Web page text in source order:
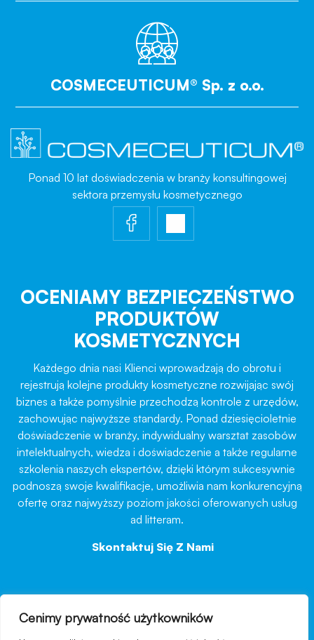
Cenimy prywatność użytkowników
COSMECEUTICUM® Sp. z o.o.
Ponad 10 lat doświadczenia w branży konsultingowej
sektora przemysłu kosmetycznego
OCENIAMY BEZPIECZEŃSTWO
PRODUKTÓW
KOSMETYCZNYCH
Każdego dnia nasi Klienci wprowadzają do obrotu i
rejestrują kolejne produkty kosmetyczne rozwijając swój
biznes a także pomyślnie przechodzą kontrole z urzędów,
zachowując najwyższe standardy. Ponad dziesięcioletnie
doświadczenie w branży, indywidualny warsztat zasobów
intelektualnych, wiedza i doświadczenie a także regularne
szkolenia naszych ekspertów, dzięki którym sukcesywnie
podnoszą swoje kwalifikacje, umożliwia nam konkurencyjną
ofertę oraz najwyższy poziom jakości oferowanych usług
ad litteram.
Skontaktuj Się Z Nami
nawigacja